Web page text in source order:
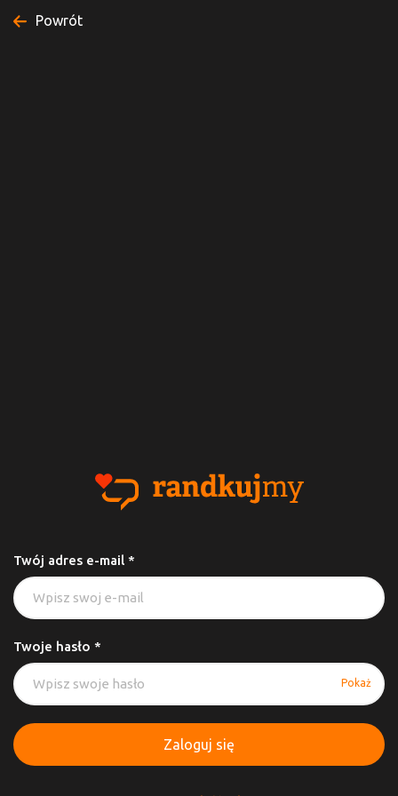
Powrót
Twój adres e-mail *
Twoje hasło *
Pokaż
Zaloguj się